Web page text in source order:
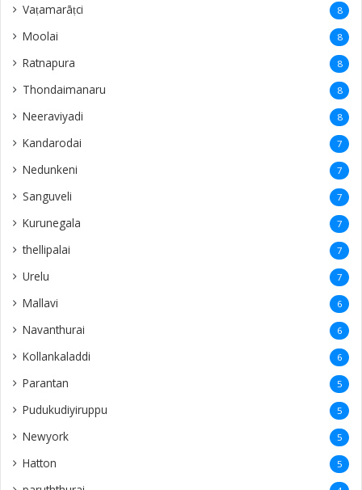
Vaṭamarāṭci 8
Moolai 8
Ratnapura 8
Thondaimanaru 8
Neeraviyadi 8
Kandarodai 7
Nedunkeni 7
Sanguveli 7
Kurunegala 7
thellipalai 7
Urelu 7
Mallavi 6
Navanthurai 6
Kollankaladdi 6
Parantan 5
Pudukudiyiruppu 5
Newyork 5
Hatton 5